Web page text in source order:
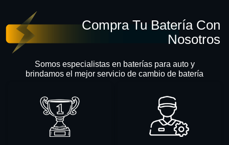
Compra Tu Batería Con
Nosotros
Somos especialistas en baterías para auto y
brindamos el mejor servicio de cambio de batería